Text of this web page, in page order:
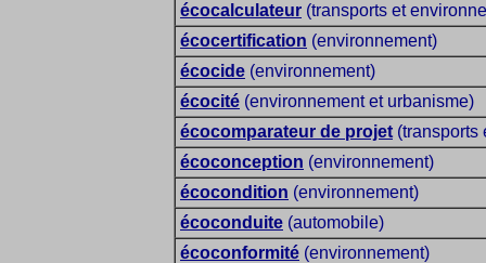
écocalculateur (transports et
écocertification (environnement)
écocide (environnement)
écocité (environnement et urbanisme)
écocomparateur de projet (transports
écoconception (environnement)
écocondition (environnement)
écoconduite (automobile)
écoconformité (environnement)